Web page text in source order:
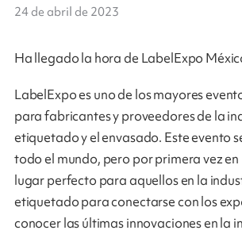
Ha llegado la hora de LabelExpo
LabelExpo es uno de los mayores
para fabricantes y proveedores de la
etiquetado y el envasado. Este evento
todo el mundo, pero por primera vez en
lugar perfecto para aquellos en la
etiquetado para conectarse con los
conocer las últimas innovaciones en la
24 de abril de 2023